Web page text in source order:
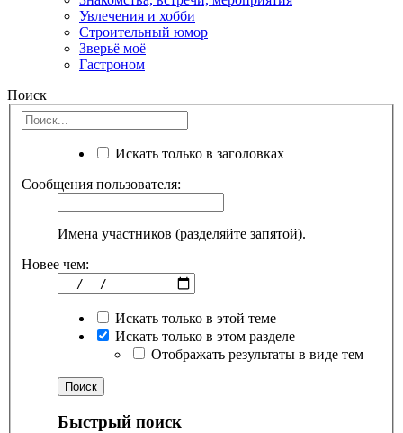
Увлечения и хобби
Строительный юмор
Зверьё моё
Гастроном
Поиск
Искать только в заголовках
Сообщения пользователя:
Имена участников (разделяйте запятой).
Новее чем:
Искать только в этой теме
Искать только в этом разделе
Отображать результаты в виде тем
Быстрый поиск